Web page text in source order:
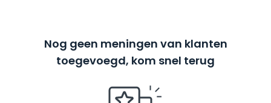
Nog geen meningen van klanten
toegevoegd, kom snel terug